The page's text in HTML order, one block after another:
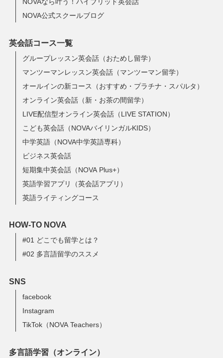
NOVAなら叶う！ハイブリッド英会話
NOVA公式スクールブログ
英会話コース一覧
グループレッスン英会話（おためし留学）
マンツーマンレッスン英会話（マンツーマン留学）
オールインの新コース（おすすめ・プラチナ・スパルタ）
オンライン英会話（新・お茶の間留学）
LIVE配信型オンライン英会話（LIVE STATION）
こども英会話（NOVAバイリンガルKIDS）
中学英語（NOVA中学英語専科）
ビジネス英会話
短期集中英会話（NOVA Plus+）
英語学習アプリ（英会話アプリ）
英語ライティングコース
HOW-TO NOVA
#01 どこでも留学とは？
#02 多言語留学のススメ
SNS
facebook
Instagram
TikTok（NOVA Teachers）
多言語学習（オンライン）